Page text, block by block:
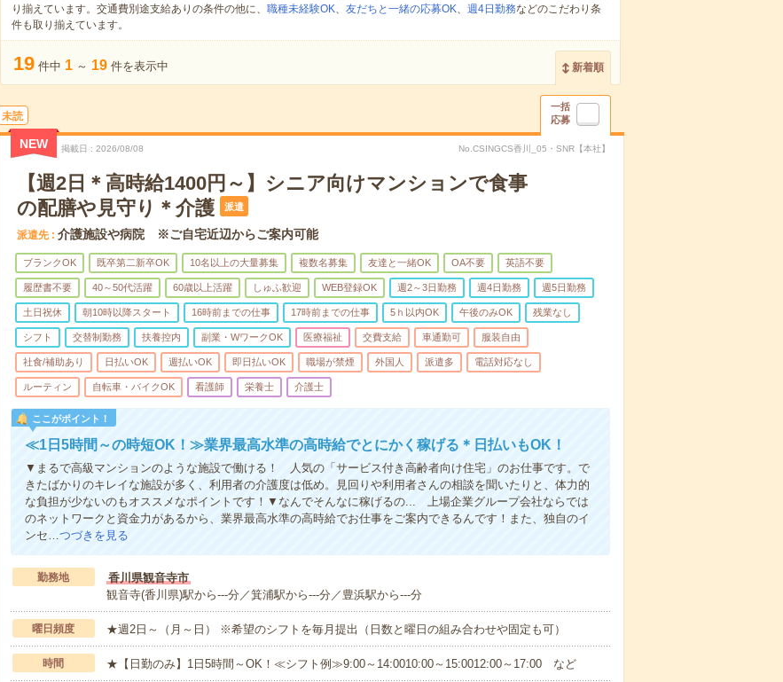
り揃えています。交通費別途支給ありの条件の他に、 職種未経験OK、 友だちと一緒の応募OK、 週4日勤務などのこだわり条
件も取り揃えています。
19 件中 1 ～ 19 件を表示中 新着順
未読
一括
応募
NEW 掲載日 2026/08/08 No.CSINGCS香川_05・SNR【本社】
【週2日＊高時給1400円～】シニア向けマンションで食事
の配膳や見守り＊介護
派遣
派遣先 介護施設や病院 ※ご自宅近辺からご案内可能
ブランクOK 既卒第二新卒OK 10名以上の大量募集 複数名募集 友達と一緒OK OA不要 英語不要
履歴書不要 40～50代活躍 60歳以上活躍 しゅふ歓迎 WEB登録OK 週2～3日勤務 週4日勤務 週5日勤務
土日祝休 朝10時以降スタート 16時前までの仕事 17時前までの仕事 5ｈ以内OK 午後のみOK 残業なし
シフト 交替制勤務 扶養控内 副業・WワークOK 医療福祉 交費支給 車通勤可 服装自由
社食/補助あり 日払いOK 週払いOK 即日払いOK 職場が禁煙 外国人 派遣多 電話対応なし
ルーティン 自転車・バイクOK 看護師 栄養士 介護士
ここがポイント！
≪1日5時間～の時短OK！≫業界最高水準の高時給でとにかく稼げる＊日払いもOK！
▼まるで高級マンションのような施設で働ける！ 人気の「サービス付き高齢者向け住宅」のお仕事です。で
きたばかりのキレイな施設が多く、利用者の介護度は低め。見回りや利用者さんの相談を聞いたりと、体力的
な負担が少ないのもオススメなポイントです！▼なんでそんなに稼げるの... 上場企業グループ会社ならでは
のネットワークと資金力があるから、業界最高水準の高時給でお仕事をご案内できるんです！また、独自のイ
ンセ…つづきを見る
勤務地
香川県観音寺市
観音寺(香川県)駅から---分／箕浦駅から---分／豊浜駅から---分
曜日頻度 ★週2日～（月～日） ※希望のシフトを毎月提出（日数と曜日の組み合わせや固定も可）
時間 ★【日勤のみ】1日5時間～OK！≪シフト例≫9:00～14:0010:00～15:0012:00～17:00 など